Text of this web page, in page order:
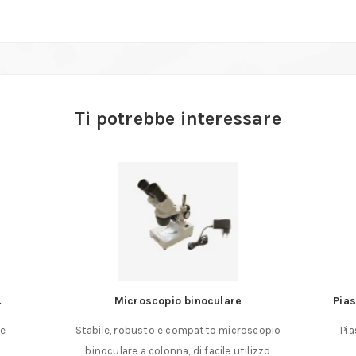
Ti potrebbe interessare
Microscopio binoculare
Stabile, robusto e compatto microscopio
binoculare a colonna, di facile utilizzo